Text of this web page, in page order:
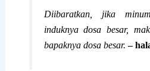
Diibaratkan, jika
induknya dosa besar,
bapaknya dosa besar.–